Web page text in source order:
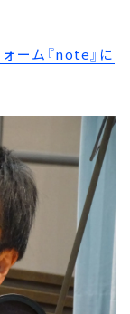
ーム『note』に